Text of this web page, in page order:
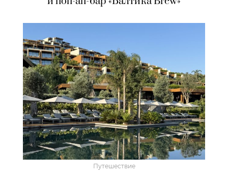
Путешествие